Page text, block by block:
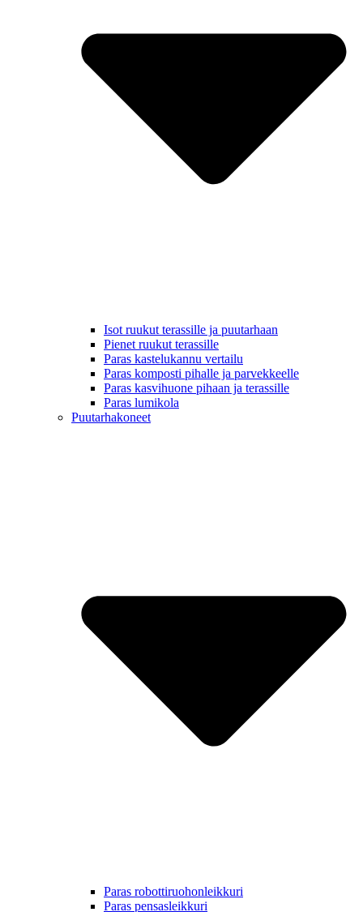
Isot ruukut terassille ja puutarhaan
Pienet ruukut terassille
Paras kastelukannu vertailu
Paras komposti pihalle ja parvekkeelle
Paras kasvihuone pihaan ja terassille
Paras lumikola
Puutarhakoneet
Paras robottiruohonleikkuri
Paras pensasleikkuri